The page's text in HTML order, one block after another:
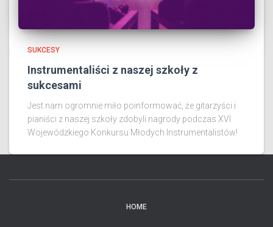
SUKCESY
Instrumentaliści z naszej szkoły z
sukcesami
Jest nam ogromnie miło poinformować, że gitarzyści i
pianiści z naszej szkoły zdobyli nagrody podczas XVI
Wojewódzkiego Konkursu Młodych Instrumentalistów!
HOME